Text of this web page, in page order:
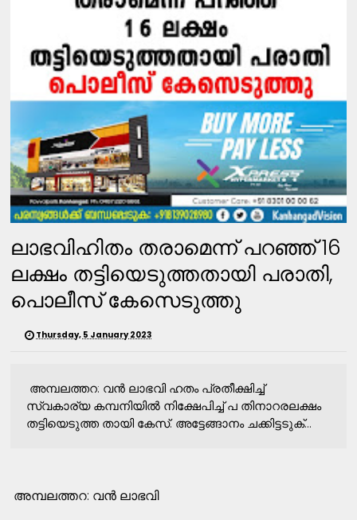
ലാഭവിഹിതം തരാമെന്ന് പറഞ്ഞ് 16
ലക്ഷം തട്ടിയെടുത്തതായി പരാതി,
പൊലീസ് കേസെടുത്തു
Thursday, 5 January 2023
അമ്പലത്തറ: വന്‍ ലാഭവി ഹതം പ്രതീക്ഷിച്ച്‌
സ്വകാര്യ കമ്പനിയില്‍ നിക്ഷേപിച്ച്‌ പ തിനാറരലക്ഷം
തട്ടിയെടുത്ത തായി കേസ്‌. അട്ടേങ്ങാനം ചക്കിട്ടടുക്...
അമ്പലത്തറ: വന്‍ ലാഭവി